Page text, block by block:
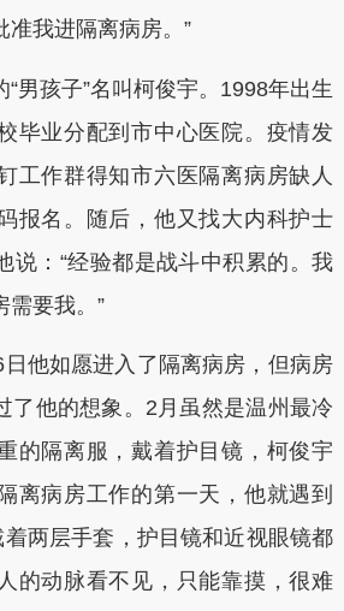
准我进隔离病房。”
孩子”名叫柯俊宇。1998年出生
毕业分配到市中心医院。疫情发
工作群得知市六医隔离病房缺人
报名。随后，他又找大内科护士
说：“经验都是战斗中积累的。我
需要我。”
如愿进入了隔离病房，但病房
了他的想象。2月虽然是温州最冷
的隔离服，戴着护目镜，柯俊宇
离病房工作的第一天，他就遇到
着两层手套，护目镜和近视眼镜都
的动脉看不见，只能靠摸，很难